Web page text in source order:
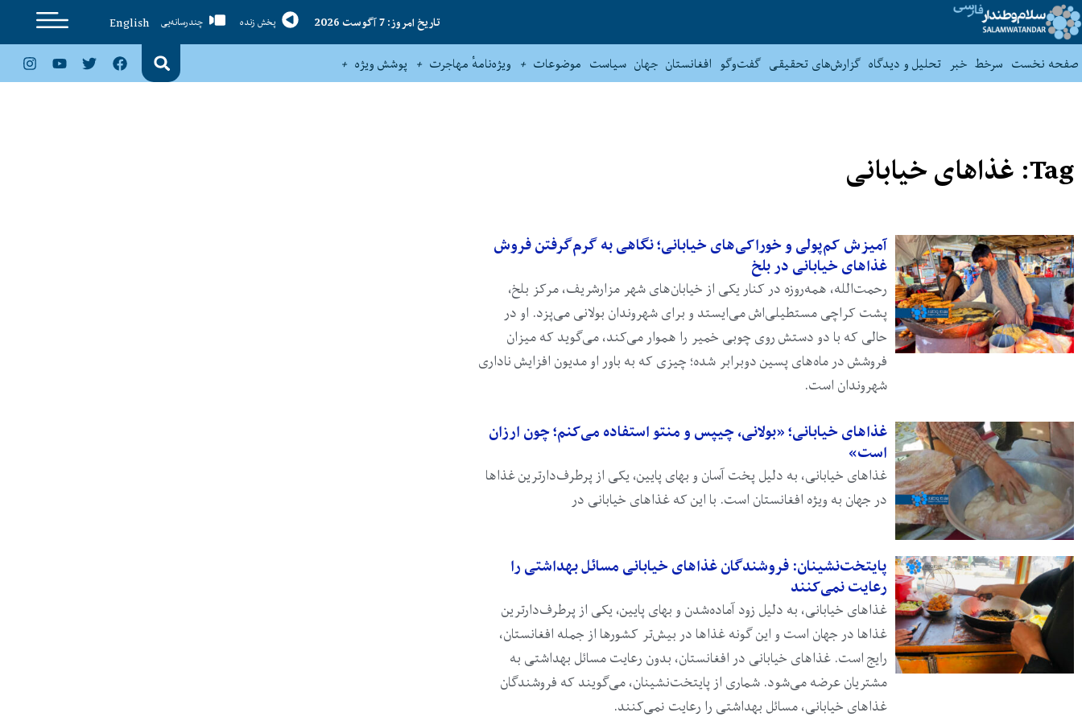
تاریخ امروز: 7 آگوست 2026 پخش زنده چندرسانه‌یی
English
صفحه نخست سرخط خبر تحلیل و دیدگاه گزارش‌های تحقیقی گفت‌وگو افغانستان جهان سیاست موضوعات ویژه‌نامهٔ مهاجرت پوشش ویژه
Tag: غذاهای خیابانی
آمیزش کم‌پولی و خوراکی‌های خیابانی؛ نگاهی به گرم‌گرفتن فروش
غذاهای خیابانی در بلخ
رحمت‌الله، همه‌روزه در کنار یکی از خیابان‌های شهر مزارشریف، مرکز بلخ،
پشت کراچی مستطیلی‌اش می‌ایستد و برای شهروندان بولانی می‌پزد. او در
حالی که با دو دستش روی چوبی خمیر را هموار می‌کند، می‌گوید که میزان
فروشش در ماه‌های پسین دوبرابر شده؛ چیزی که به باور او مدیون افزایش ناداری
شهروندان است.
غذاهای خیابانی؛ «بولانی، چیپس و منتو استفاده می‌کنم؛ چون ارزان
است»
غذاهای خیابانی، به دلیل پخت آسان و بهای پایین، یکی از پرطرف‌دارترین غذاها
در جهان به ویژه افغانستان است. با این که غذاهای خیابانی در
پایتخت‌نشینان: فروشندگان غذاهای خیابانی مسائل بهداشتی را
رعایت نمی‌کنند
غذاهای خیابانی، به دلیل زود آماده‌شدن و بهای پایین، یکی از پرطرف‌دارترین
غذاها در جهان است و این گونه غذاها در بیش‌تر کشورها از جمله افغانستان،
رایج است. غذاهای خیابانی در افغانستان، بدون رعایت مسائل بهداشتی به
مشتریان عرضه می‌شود. شماری از پایتخت‌نشینان، می‌گویند که فروشندگان
غذاهای خیابانی، مسائل بهداشتی را رعایت نمی‌کنند.